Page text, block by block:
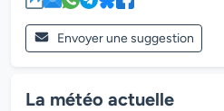
Envoyer une suggestion
La météo actuelle